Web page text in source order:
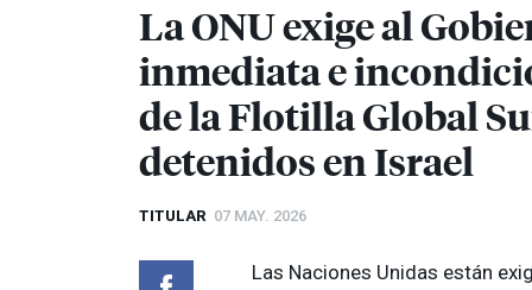
LaONUexige al
inmediata e
de la Flotilla Global
detenidos en Israel
TITULAR 07 MAY. 2026
Las Naciones Unidas están